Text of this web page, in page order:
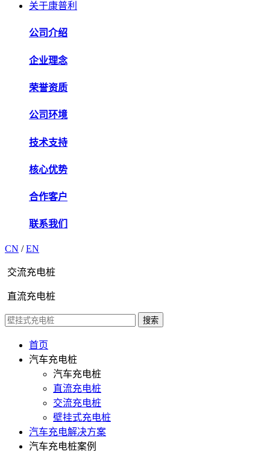
关于康普利
公司介绍
企业理念
荣誉资质
公司环境
技术支持
核心优势
合作客户
联系我们
CN /EN
交流充电桩
直流充电桩
首页
汽车充电桩
汽车充电桩
直流充电桩
交流充电桩
壁挂式充电桩
汽车充电解决方案
汽车充电桩案例